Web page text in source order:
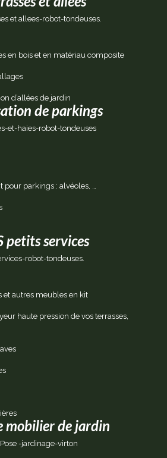
en bois et en matériau composite
d’allées de jardin
de parkings
pour parkings : alvéoles, …
petits services
et autres meubles en kit
haute pression de vos terrasses,
mobilier de jardin